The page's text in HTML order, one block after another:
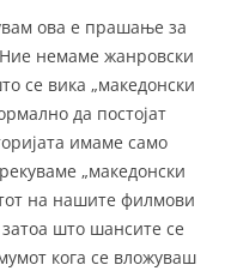
ова е прашање за
немаме жанровски
се вика „македонски
да постојат
имаме само
„македонски
на нашите филмови
што шансите се
кога се вложуваш